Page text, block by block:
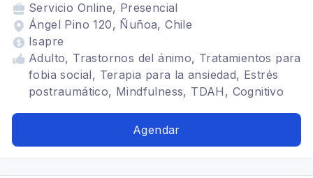
Servicio Online, Presencial
Ángel Pino 120, Ñuñoa, Chile
Isapre
Adulto, Trastornos del ánimo, Tratamientos para
fobia social, Terapia para la ansiedad, Estrés
postraumático, Mindfulness, TDAH, Cognitivo
Trastornos alimenticios TCA, Arteterapia,
personalidad
Agendar